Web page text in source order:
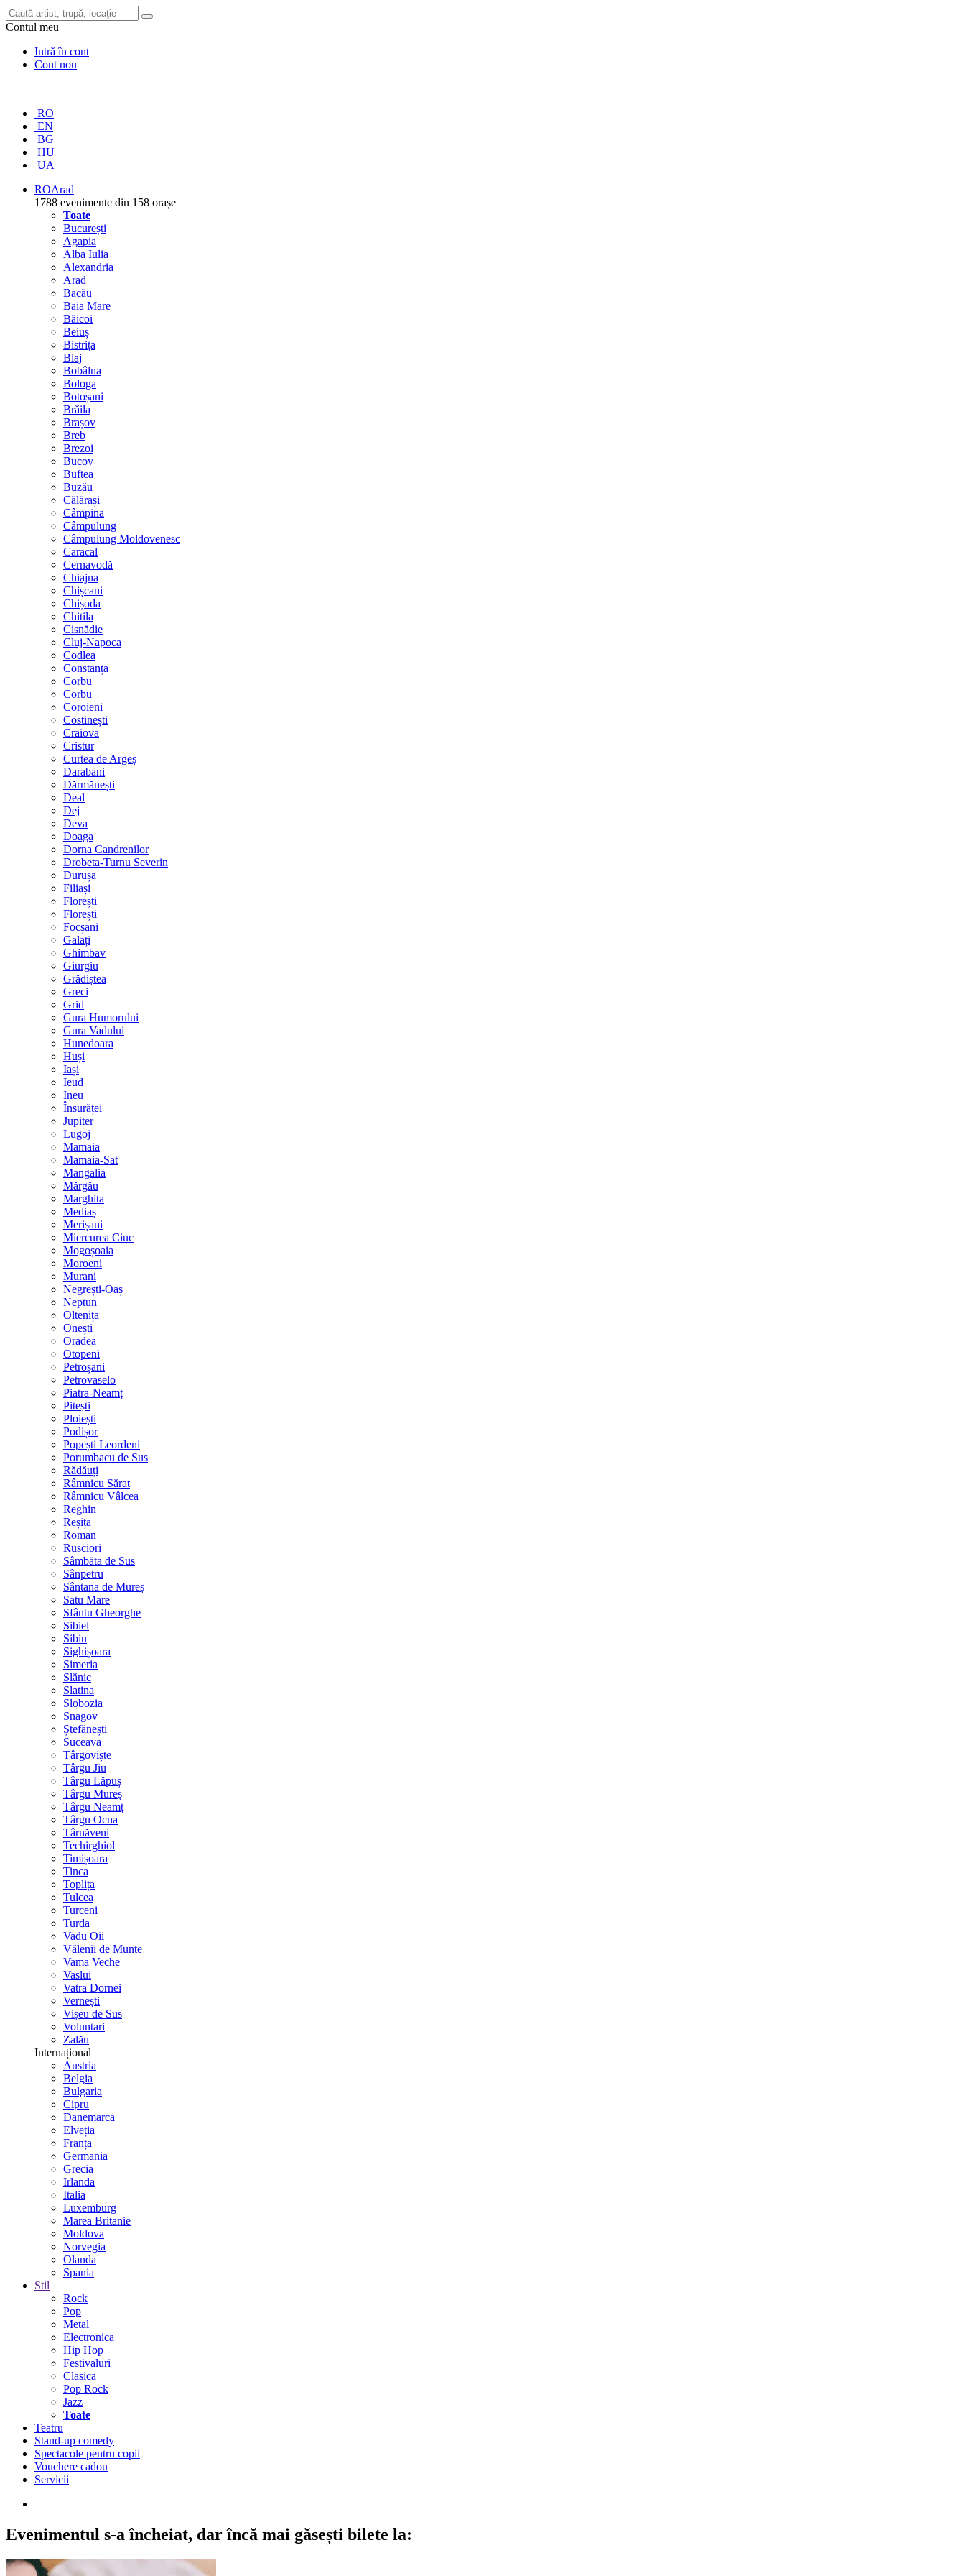
Contul meu
Intră în cont
Cont nou
RO
EN
BG
HU
UA
ROArad
1788 evenimente din 158 orașe
Toate
București
Agapia
Alba Iulia
Alexandria
Arad
Bacău
Baia Mare
Băicoi
Beiuș
Bistrița
Blaj
Bobâlna
Bologa
Botoșani
Brăila
Brașov
Breb
Brezoi
Bucov
Buftea
Buzău
Călărași
Câmpina
Câmpulung
Câmpulung Moldovenesc
Caracal
Cernavodă
Chiajna
Chișcani
Chișoda
Chitila
Cisnădie
Cluj-Napoca
Codlea
Constanța
Corbu
Corbu
Coroieni
Costinești
Craiova
Cristur
Curtea de Argeș
Darabani
Dărmănești
Deal
Dej
Deva
Doaga
Dorna Candrenilor
Drobeta-Turnu Severin
Durușa
Filiași
Florești
Florești
Focșani
Galați
Ghimbav
Giurgiu
Grădiștea
Greci
Grid
Gura Humorului
Gura Vadului
Hunedoara
Huși
Iași
Ieud
Ineu
Însurăței
Jupiter
Lugoj
Mamaia
Mamaia-Sat
Mangalia
Mărgău
Marghita
Mediaș
Merișani
Miercurea Ciuc
Mogoșoaia
Moroeni
Murani
Negrești-Oaș
Neptun
Oltenița
Onești
Oradea
Otopeni
Petroșani
Petrovaselo
Piatra-Neamț
Pitești
Ploiești
Podișor
Popești Leordeni
Porumbacu de Sus
Rădăuți
Râmnicu Sărat
Râmnicu Vâlcea
Reghin
Reșița
Roman
Rusciori
Sâmbăta de Sus
Sânpetru
Sântana de Mureș
Satu Mare
Sfântu Gheorghe
Sibiel
Sibiu
Sighișoara
Simeria
Slănic
Slatina
Slobozia
Snagov
Ștefănești
Suceava
Târgoviște
Târgu Jiu
Târgu Lăpuș
Târgu Mureș
Târgu Neamț
Târgu Ocna
Târnăveni
Techirghiol
Timișoara
Tinca
Toplița
Tulcea
Turceni
Turda
Vadu Oii
Vălenii de Munte
Vama Veche
Vaslui
Vatra Dornei
Vernești
Vișeu de Sus
Voluntari
Zalău
Internațional
Austria
Belgia
Bulgaria
Cipru
Danemarca
Elveția
Franța
Germania
Grecia
Irlanda
Italia
Luxemburg
Marea Britanie
Moldova
Norvegia
Olanda
Spania
Stil
Rock
Pop
Metal
Electronica
Hip Hop
Festivaluri
Clasica
Pop Rock
Jazz
Toate
Teatru
Stand-up comedy
Spectacole pentru copii
Vouchere cadou
Servicii
Evenimentul s-a încheiat, dar încă mai găsești bilete la: